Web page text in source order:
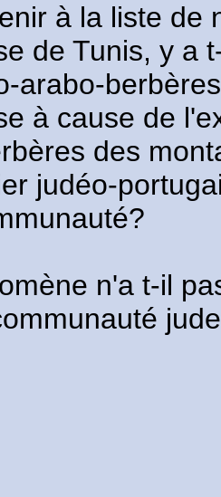
à la liste de
de Tunis, y a
arabo-
à cause de
des
judéo-
n'a t-il